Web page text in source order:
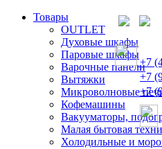
Товары
OUTLET
Духовые шкафы
Паровые шкафы
Варочные панели
Вытяжки
Микроволновые
Кофемашины
Вакууматоры,
Малая бытовая
Холодильные и
+7
+7
+7